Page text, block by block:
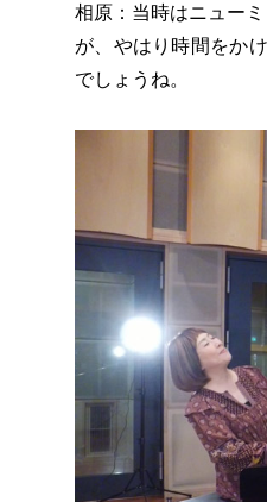
相原：当時はニュー
が、やはり時間をか
でしょうね。